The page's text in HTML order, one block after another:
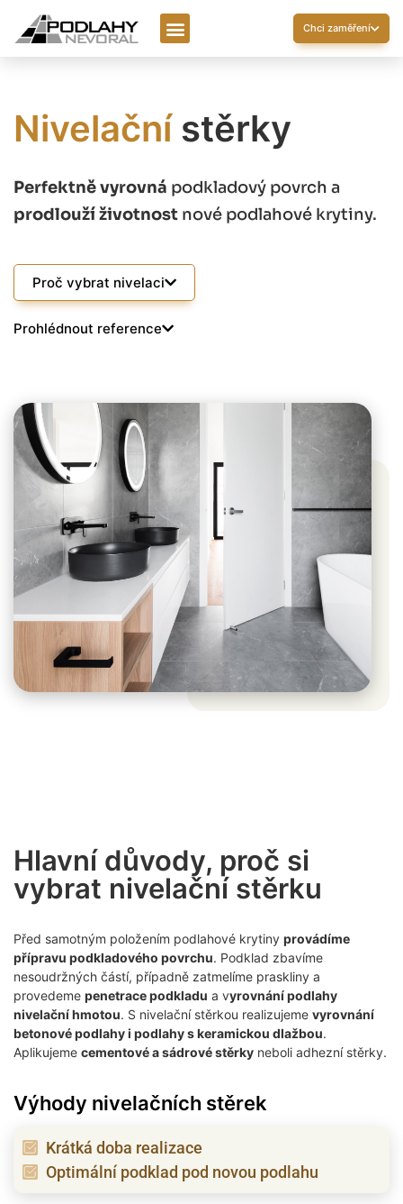
Chci zaměření
Nivelačnístěrky
Perfektně vyrovná podkladový povrch a
prodlouží životnost nové podlahové krytiny.
Proč vybrat nivelaci
Prohlédnout reference
Hlavní důvody, proč si
vybrat nivelační stěrku
Před samotným položením podlahové krytiny provádíme
přípravu podkladového povrchu. Podklad zbavíme
nesoudržných částí, případně zatmelíme praskliny a
provedeme penetrace podkladu a vyrovnání podlahy
nivelační hmotou. S nivelační stěrkou realizujeme vyrovnání
betonové podlahy i podlahy s keramickou dlažbou.
Aplikujeme cementové a sádrové stěrky neboli adhezní stěrky.
Výhody nivelačních stěrek
Krátká doba realizace
Optimální podklad pod novou podlahu